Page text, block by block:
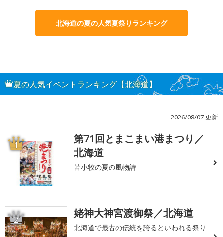
北海道の夏の人気夏祭りランキング
夏の人気イベントランキング【北海道】
2026/08/07 更新
1
第71回とまこまい港まつり／
北海道
苫小牧の夏の風物詩
2 姥神大神宮渡御祭／北海道
北海道で最古の伝統を誇るといわれる祭り